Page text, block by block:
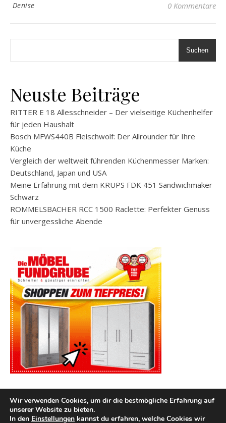
Denise 0 Kommentare
Suchen
Neuste Beiträge
RITTER E 18 Allesschneider – Der vielseitige Küchenhelfer
für jeden Haushalt
Bosch MFWS440B Fleischwolf: Der Allrounder für Ihre
Küche
Vergleich der weltweit führenden Küchenmesser Marken:
Deutschland, Japan und USA
Meine Erfahrung mit dem KRUPS FDK 451 Sandwichmaker
Schwarz
ROMMELSBACHER RCC 1500 Raclette: Perfekter Genuss
für unvergessliche Abende
Wir verwenden Cookies, um dir die bestmögliche Erfahrung auf
unserer Website zu bieten.
In den Einstellungen kannst du erfahren, welche Cookies wir